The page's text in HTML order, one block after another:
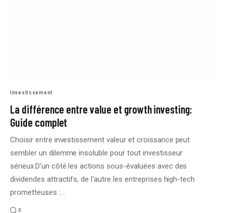
Investissement
La différence entre value et growth investing:
Guide complet
Choisir entre investissement valeur et croissance peut
sembler un dilemme insoluble pour tout investisseur
sérieux.D'un côté les actions sous-évaluées avec des
dividendes attractifs, de l'autre les entreprises high-tech
prometteuses :…
0